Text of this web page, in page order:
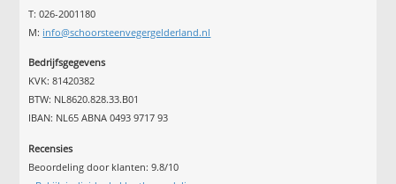
T: 026-2001180
M: info@schoorsteenvegergelderland.nl
Bedrijfsgegevens
KVK: 81420382
BTW: NL8620.828.33.B01
IBAN: NL65 ABNA 0493 9717 93
Recensies
Beoordeling door klanten:9.8/10